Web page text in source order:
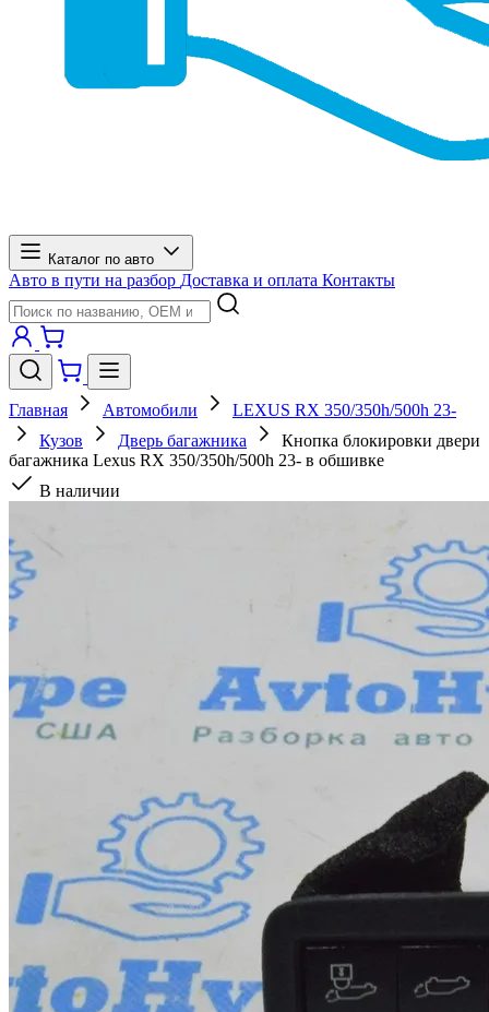
Каталог по авто
Авто в пути на разбор Доставка и оплата Контакты
Главная Автомобили
LEXUS RX 350/350h/500h 23-
Кузов
Дверь багажника
Кнопка блокировки двери
багажника Lexus RX 350/350h/500h 23- в обшивке
В наличии